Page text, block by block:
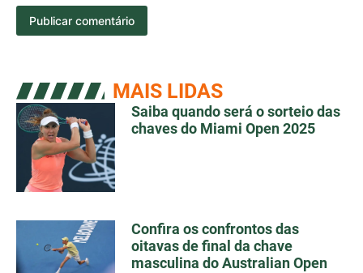
MAIS LIDAS
Saiba quando será o sorteio das
chaves do Miami Open 2025
Confira os confrontos das
oitavas de final da chave
masculina do Australian Open